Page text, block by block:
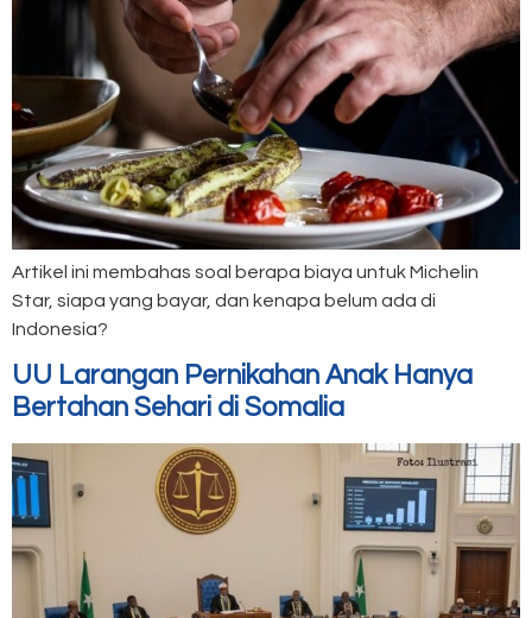
Artikel ini membahas soal berapa biaya untuk Michelin
Star, siapa yang bayar, dan kenapa belum ada di
Indonesia?
UU Larangan Pernikahan Anak Hanya
Bertahan Sehari di Somalia